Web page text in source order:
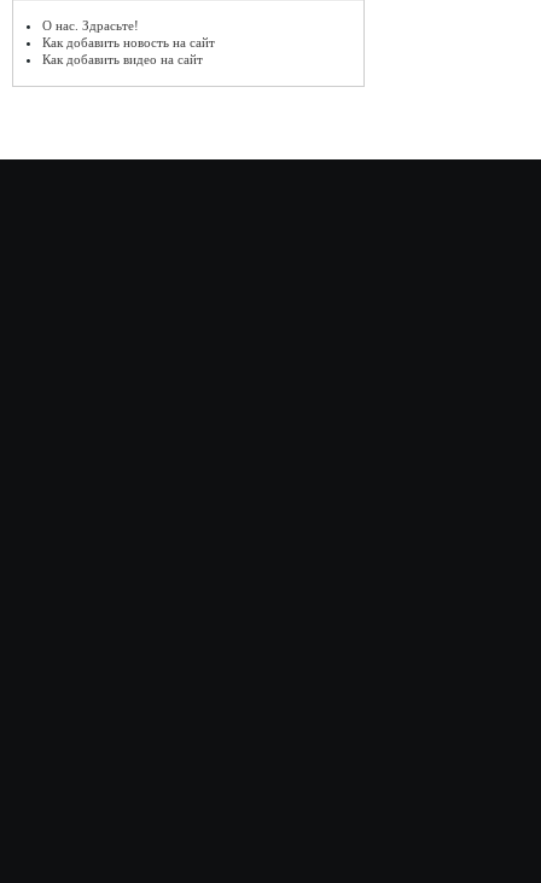
О нас. Здрасьте!
Как добавить новость на сайт
Как добавить видео на сайт